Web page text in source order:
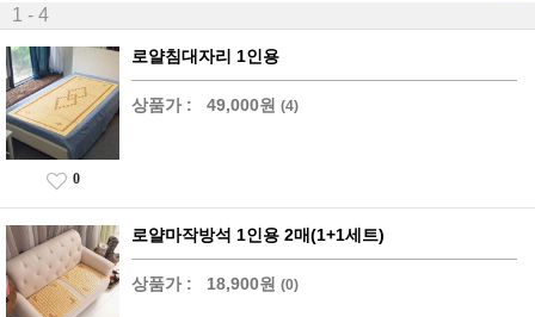
1 - 4
로얄침대자리 1인용
상품가 : 49,000원 (4)
0
로얄마작방석 1인용 2매(1+1세트)
상품가 : 18,900원 (0)